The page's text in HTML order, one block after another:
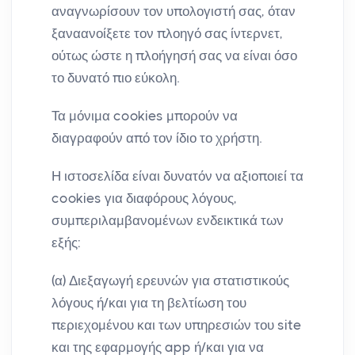
αναγνωρίσουν τον υπολογιστή σας, όταν
ξαναανοίξετε τον πλοηγό σας ίντερνετ,
ούτως ώστε η πλοήγησή σας να είναι όσο
το δυνατό πιο εύκολη.
Τα μόνιμα cookies μπορούν να
διαγραφούν από τον ίδιο το χρήστη.
Η ιστοσελίδα είναι δυνατόν να αξιοποιεί τα
cookies για διαφόρους λόγους,
συμπεριλαμβανομένων ενδεικτικά των
εξής:
(α) Διεξαγωγή ερευνών για στατιστικούς
λόγους ή/και για τη βελτίωση του
περιεχομένου και των υπηρεσιών του site
και της εφαρμογής app ή/και για να